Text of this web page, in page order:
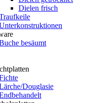
Dielen frisch
besäumt
Douglasie